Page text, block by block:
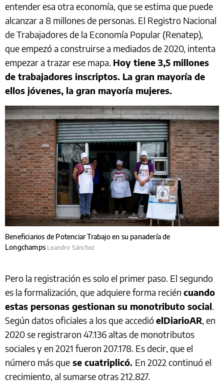
entender esa otra economía, que se estima que puede
alcanzar a 8 millones de personas. El Registro Nacional
de Trabajadores de la Economía Popular (Renatep),
que empezó a construirse a mediados de 2020, intenta
empezar a trazar ese mapa. Hoy tiene 3,5 millones
de trabajadores inscriptos. La gran mayoría de
ellos jóvenes, la gran mayoría mujeres.
Beneficiarios de Potenciar Trabajo en su panadería de
Longchamps Leandro Sánchez
Pero la registración es solo el primer paso. El segundo
es la formalización, que adquiere forma recién cuando
estas personas gestionan su monotributo social.
Según datos oficiales a los que accedióelDiarioAR, en
2020 se registraron 47.136 altas de monotributos
sociales y en 2021 fueron 207.178. Es decir, que el
número más que se cuatriplicó. En 2022 continuó el
crecimiento, al sumarse otras 212.827.